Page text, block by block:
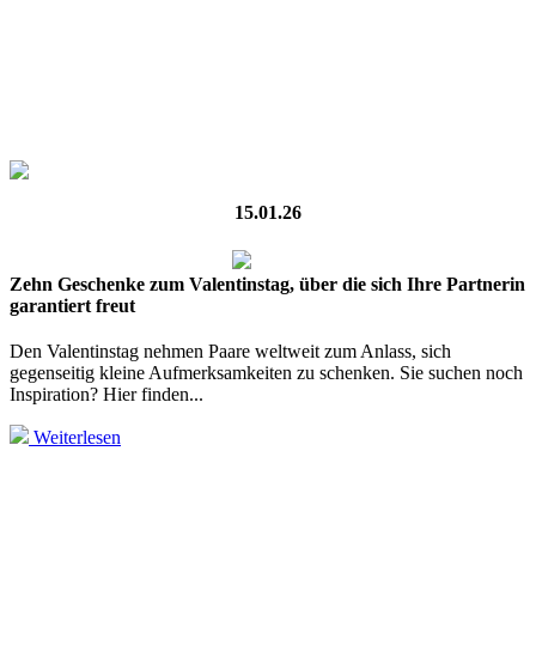
15.01.26
Zehn Geschenke zum Valentinstag, über die sich Ihre Partnerin
garantiert freut
Den Valentinstag nehmen Paare weltweit zum Anlass, sich
gegenseitig kleine Aufmerksamkeiten zu schenken. Sie suchen noch
Inspiration? Hier finden...
Weiterlesen